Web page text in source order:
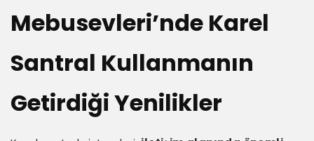
Mebusevleri’nde Karel
Santral Kullanmanın
Getirdiği Yenilikler